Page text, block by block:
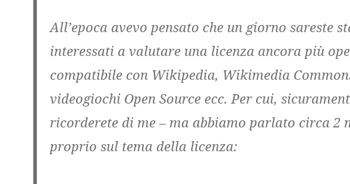
All’epoca avevo pensato che un giorno sareste
interessati a valutare una licenza ancora più
compatibile con Wikipedia, Wikimedia
videogiochi Open Source ecc. Per cui,
ricorderete di me – ma abbiamo parlato circa 2
proprio sul tema della licenza: